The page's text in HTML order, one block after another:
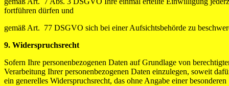
fortführen dürfen und
gemäß Art. 77 DSGVO sich bei einer Aufsichtsbehörde zu
9. Widerspruchsrecht
Sofern Ihre personenbezogenen Daten auf Grundlage von
Verarbeitung Ihrer personenbezogenen Daten einzulegen, soweit
ein generelles Widerspruchsrecht, das ohne Angabe einer